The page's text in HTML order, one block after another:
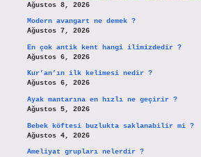
Ağustos 8, 2026
Modern avangart ne demek ?
Ağustos 7, 2026
En çok antik kent hangi ilimizdedir ?
Ağustos 6, 2026
Kur’an’ın ilk kelimesi nedir ?
Ağustos 6, 2026
Ayak mantarına en hızlı ne geçirir ?
Ağustos 5, 2026
Bebek köftesi buzlukta saklanabilir mi ?
Ağustos 4, 2026
Ameliyat grupları nelerdir ?